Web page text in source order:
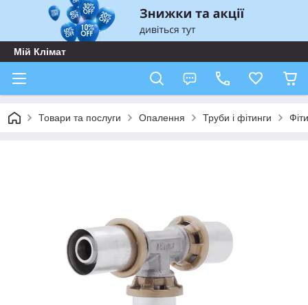
Мій Клімат
Товари та послуги Опалення Труби і фітинги